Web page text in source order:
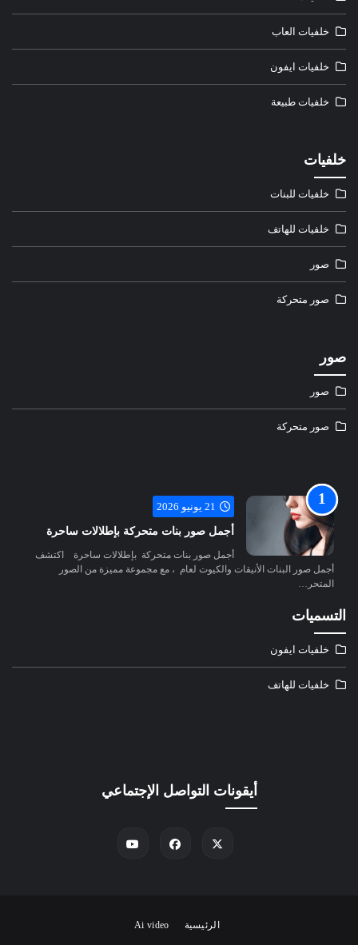
خلفيات العاب
خلفيات ايفون
خلفيات طبيعة
خلفيات
خلفيات للبنات
خلفيات للهاتف
صور
صور متحركة
صور
صور
صور متحركة
21 يونيو 2026
أجمل صور بنات متحركة بإطلالات ساحرة
أجمل صور بنات متحركة بإطلالات ساحرة اكتشف
أجمل صور البنات الأنيقات والكيوت لعام ، مع مجموعة مميزة من الصور
المتحر…
التسميات
خلفيات ايفون
خلفيات للهاتف
أيقونات التواصل الإجتماعي
الرئيسية Ai video